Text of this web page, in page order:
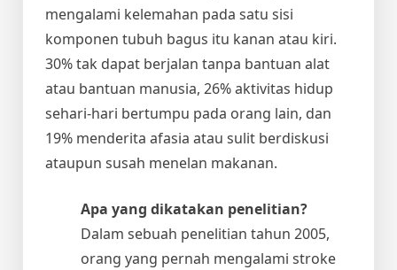
mengalami kelemahan pada satu sisi
komponen tubuh bagus itu kanan atau kiri.
30% tak dapat berjalan tanpa bantuan alat
atau bantuan manusia, 26% aktivitas hidup
sehari-hari bertumpu pada orang lain, dan
19% menderita afasia atau sulit berdiskusi
ataupun susah menelan makanan.
Apa yang dikatakan penelitian?
Dalam sebuah penelitian tahun 2005,
orang yang pernah mengalami stroke